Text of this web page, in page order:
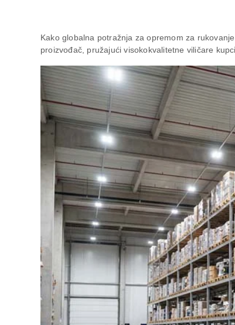
Kako globalna potražnja za opremom za
proizvođač, pružajući visokokvalitetne viličare